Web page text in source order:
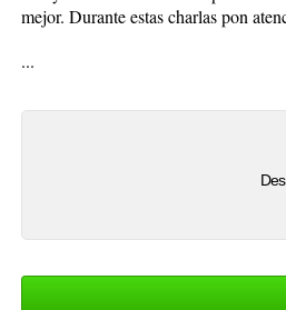
mejor. Durante estas charlas pon
...